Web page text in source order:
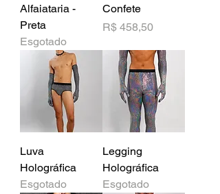
Alfaiataria -
Preta
Esgotado
Confete
Preço
R$ 458,50
Luva
Holográfica
Esgotado
Legging
Holográfica
Esgotado